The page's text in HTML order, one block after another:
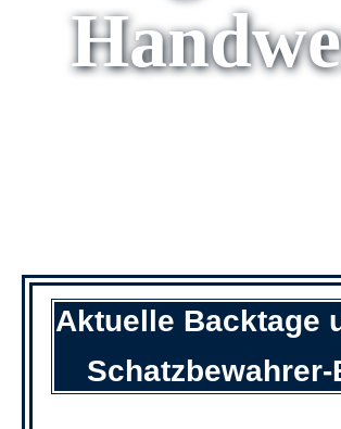
Aktuelle Backtage
Schatzbewahrer-